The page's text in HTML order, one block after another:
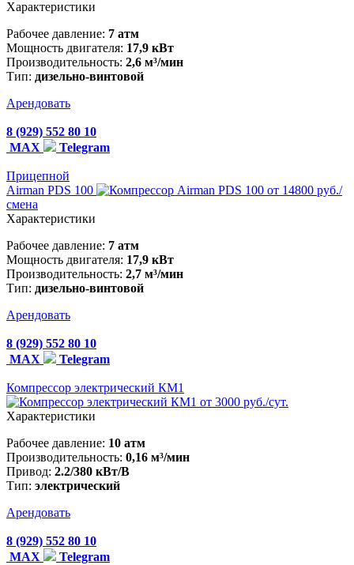
Характеристики
Рабочее давление: 7 атм
Мощность двигателя: 17,9 кВт
Производительность: 2,6 м³/мин
Тип: дизельно-винтовой
Арендовать
8 (929) 552 80 10
MAX
Telegram
Прицепной
Airman PDS 100
от 14800 руб./
смена
Характеристики
Рабочее давление: 7 атм
Мощность двигателя: 17,9 кВт
Производительность: 2,7 м³/мин
Тип: дизельно-винтовой
Арендовать
8 (929) 552 80 10
MAX
Telegram
Компрессор электрический КМ1
от 3000 руб./сут.
Характеристики
Рабочее давление: 10 атм
Производительность: 0,16 м³/мин
Привод: 2.2/380 кВт/В
Тип: электрический
Арендовать
8 (929) 552 80 10
MAX
Telegram